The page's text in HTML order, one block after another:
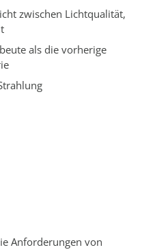
zwischen Lichtqualität,
als die vorherige
Anforderungen von